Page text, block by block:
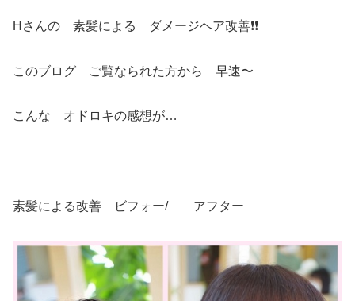
Hさんの 素髪による ダメージヘア改善❗️❗️
このブログ ご覧なられた方から 早速〜
こんな オドロキの感想が…
素髪による改善 ビフォー/ アフター